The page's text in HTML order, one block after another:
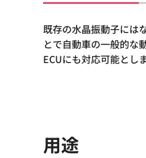
既存の水晶振動子には
とで自動車の一般的
ECUにも対応可能とし
用途